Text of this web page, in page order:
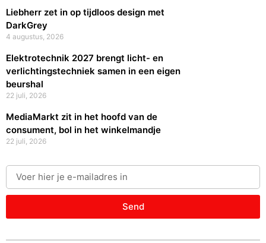
Liebherr zet in op tijdloos design met
DarkGrey
4 augustus, 2026
Elektrotechnik 2027 brengt licht- en
verlichtingstechniek samen in een eigen
beurshal
22 juli, 2026
MediaMarkt zit in het hoofd van de
consument, bol in het winkelmandje
22 juli, 2026
Send